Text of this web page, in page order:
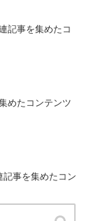
記事を集めたコ
めたコンテンツ
事を集めたコン